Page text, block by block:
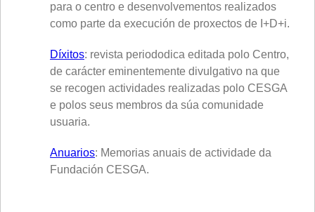
para o centro e desenvolvementos realizados
como parte da execución de proxectos de I+D+i.
Díxitos: revista periododica editada polo Centro,
de carácter eminentemente divulgativo na que
se recogen actividades realizadas polo CESGA
e polos seus membros da súa comunidade
usuaria.
Anuarios: Memorias anuais de actividade da
Fundación CESGA.